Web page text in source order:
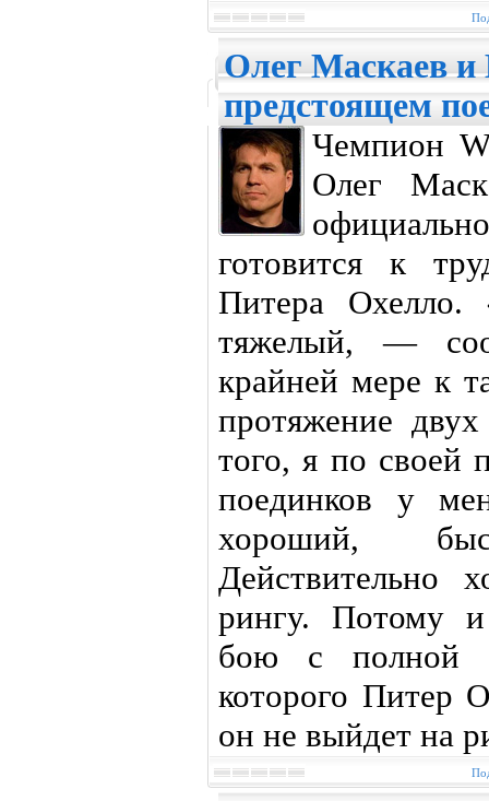
Олег Маскаев и
предстоящем
Чемпион
Олег
готовится к
Питера Охелло.
тяжелый, —
крайней мере к
протяжение
того, я по своей
поединков у
хороший,
Действительно
рингу. Потому
бою с полной
которого Питер
он не выйдет на